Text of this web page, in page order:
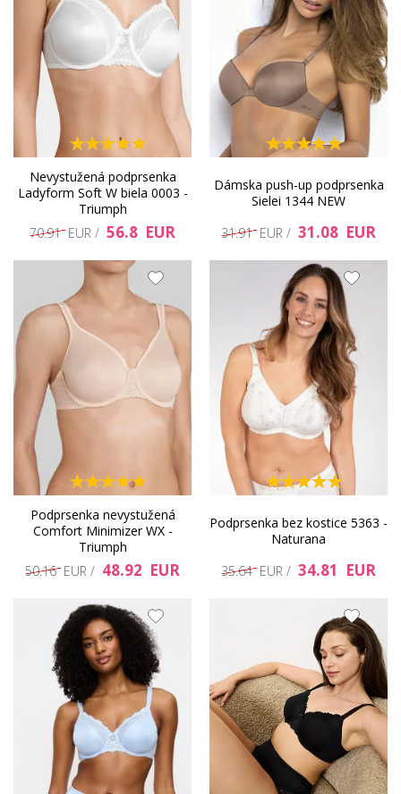
Nevystužená podprsenka
Ladyform Soft W biela 0003 -
Triumph
70.91 EUR / 56.8 EUR
Dámska push-up podprsenka
Sielei 1344 NEW
31.91 EUR / 31.08 EUR
Podprsenka nevystužená
Comfort Minimizer WX -
Triumph
50.16 EUR / 48.92 EUR
Podprsenka bez kostice 5363 -
Naturana
35.64 EUR / 34.81 EUR